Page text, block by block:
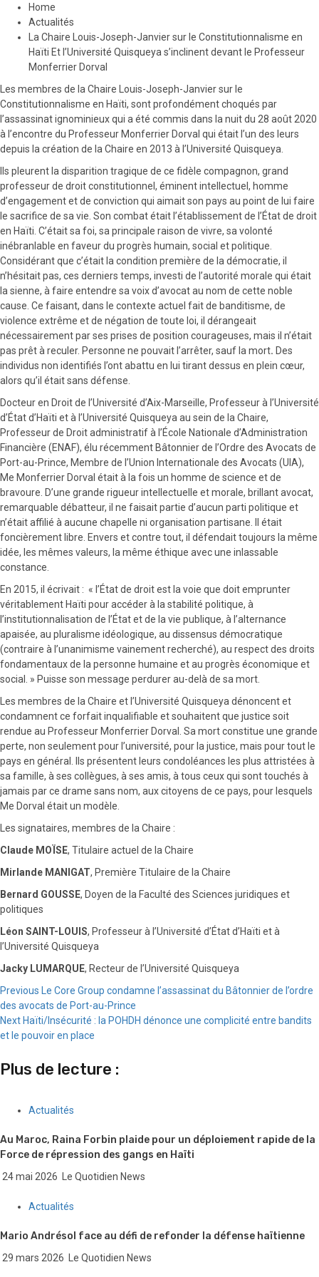
Home
Actualités
La Chaire Louis-Joseph-Janvier sur le Constitutionnalisme en
Haïti Et l’Université Quisqueya s’inclinent devant le Professeur
Monferrier Dorval
Les membres de la Chaire Louis-Joseph-Janvier sur le
Constitutionnalisme en Haïti, sont profondément choqués par
l’assassinat ignominieux qui a été commis dans la nuit du 28 août 2020
à l’encontre du Professeur Monferrier Dorval qui était l’un des leurs
depuis la création de la Chaire en 2013 à l’Université Quisqueya.
Ils pleurent la disparition tragique de ce fidèle compagnon, grand
professeur de droit constitutionnel, éminent intellectuel, homme
d’engagement et de conviction qui aimait son pays au point de lui faire
le sacrifice de sa vie. Son combat était l’établissement de l’État de droit
en Haïti. C’était sa foi, sa principale raison de vivre, sa volonté
inébranlable en faveur du progrès humain, social et politique.
Considérant que c’était la condition première de la démocratie, il
n’hésitait pas, ces derniers temps, investi de l’autorité morale qui était
la sienne, à faire entendre sa voix d’avocat au nom de cette noble
cause. Ce faisant, dans le contexte actuel fait de banditisme, de
violence extrême et de négation de toute loi, il dérangeait
nécessairement par ses prises de position courageuses, mais il n’était
pas prêt à reculer. Personne ne pouvait l’arrêter, sauf la mort. Des
individus non identifiés l’ont abattu en lui tirant dessus en plein cœur,
alors qu’il était sans défense.
Docteur en Droit de l’Université d’Aix-Marseille, Professeur à l’Université
d’État d’Haïti et à l’Université Quisqueya au sein de la Chaire,
Professeur de Droit administratif à l’École Nationale d’Administration
Financière (ENAF), élu récemment Bâtonnier de l’Ordre des Avocats de
Port-au-Prince, Membre de l’Union Internationale des Avocats (UIA),
Me Monferrier Dorval était à la fois un homme de science et de
bravoure. D’une grande rigueur intellectuelle et morale, brillant avocat,
remarquable débatteur, il ne faisait partie d’aucun parti politique et
n’était affilié à aucune chapelle ni organisation partisane. Il était
foncièrement libre. Envers et contre tout, il défendait toujours la même
idée, les mêmes valeurs, la même éthique avec une inlassable
constance.
En 2015, il écrivait : « l’État de droit est la voie que doit emprunter
véritablement Haïti pour accéder à la stabilité politique, à
l’institutionnalisation de l’État et de la vie publique, à l’alternance
apaisée, au pluralisme idéologique, au dissensus démocratique
(contraire à l’unanimisme vainement recherché), au respect des droits
fondamentaux de la personne humaine et au progrès économique et
social. » Puisse son message perdurer au-delà de sa mort.
Les membres de la Chaire et l’Université Quisqueya dénoncent et
condamnent ce forfait inqualifiable et souhaitent que justice soit
rendue au Professeur Monferrier Dorval. Sa mort constitue une grande
perte, non seulement pour l’université, pour la justice, mais pour tout le
pays en général. Ils présentent leurs condoléances les plus attristées à
sa famille, à ses collègues, à ses amis, à tous ceux qui sont touchés à
jamais par ce drame sans nom, aux citoyens de ce pays, pour lesquels
Me Dorval était un modèle.
Les signataires, membres de la Chaire :
Claude MOÏSE, Titulaire actuel de la Chaire
Mirlande MANIGAT, Première Titulaire de la Chaire
Bernard GOUSSE, Doyen de la Faculté des Sciences juridiques et
politiques
Léon SAINT-LOUIS, Professeur à l’Université d’État d’Haïti et à
l’Université Quisqueya
Jacky LUMARQUE, Recteur de l’Université Quisqueya
Continue
Reading
Previous Le Core Group condamne l’assassinat du Bâtonnier de l’ordre
des avocats de Port-au-Prince
Next Haïti/Insécurité : la POHDH dénonce une complicité entre bandits
et le pouvoir en place
Plus de lecture :
Actualités
Au Maroc, Raina Forbin plaide pour un déploiement rapide de la
Force de répression des gangs en Haïti
24 mai 2026 Le Quotidien News
Actualités
Mario Andrésol face au défi de refonder la défense haïtienne
29 mars 2026 Le Quotidien News